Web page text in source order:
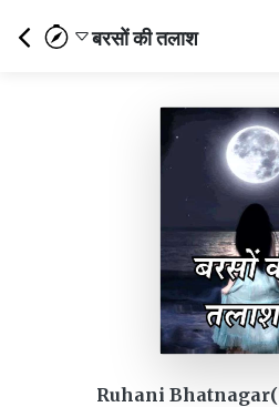
बरसों की तलाश
Ruhani